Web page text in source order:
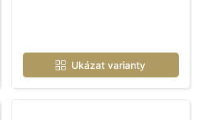
Ukázat varianty